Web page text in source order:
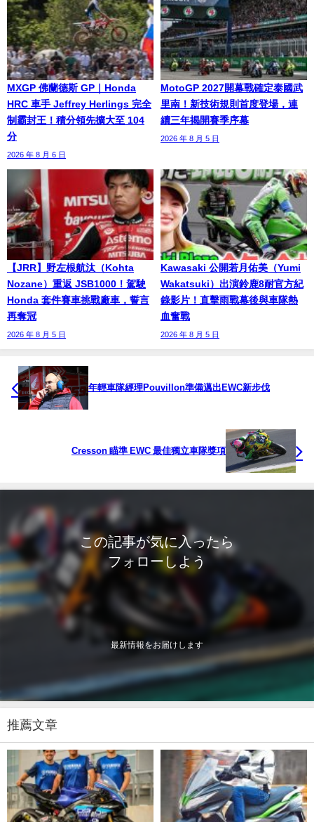
MXGP 佛蘭德斯 GP｜Honda
HRC 車手 Jeffrey Herlings 完全
制霸封王！積分領先擴大至 104
分
2026 年 8 月 6 日
MotoGP 2027開幕戰確定泰國武
里南！新技術規則首度登場，連
續三年揭開賽季序幕
2026 年 8 月 5 日
【JRR】野左根航汰（Kohta
Nozane）重返 JSB1000！駕駛
Honda 套件賽車挑戰廠車，誓言
再奪冠
2026 年 8 月 5 日
Kawasaki 公開若月佑美（Yumi
Wakatsuki）出演鈴鹿8耐官方紀
錄影片！直擊雨戰幕後與車隊熱
血奮戰
2026 年 8 月 5 日
年輕車隊經理Pouvillon準備邁出EWC新步伐
Cresson 瞄準 EWC 最佳獨立車隊獎項
この記事が気に入ったら
フォローしよう
最新情報をお届けします
推薦文章